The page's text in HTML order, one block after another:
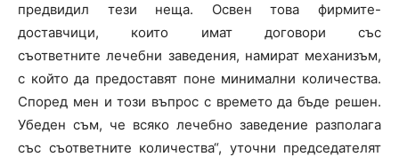
предвидил тези неща. Освен това фирмите-
доставчици, които имат договори със
съответните лечебни заведения, намират механизъм,
с който да предоставят поне минимални количества.
Според мен и този въпрос с времето да бъде решен.
Убеден съм, че всяко лечебно заведение разполага
със съответните количества“, уточни председателят